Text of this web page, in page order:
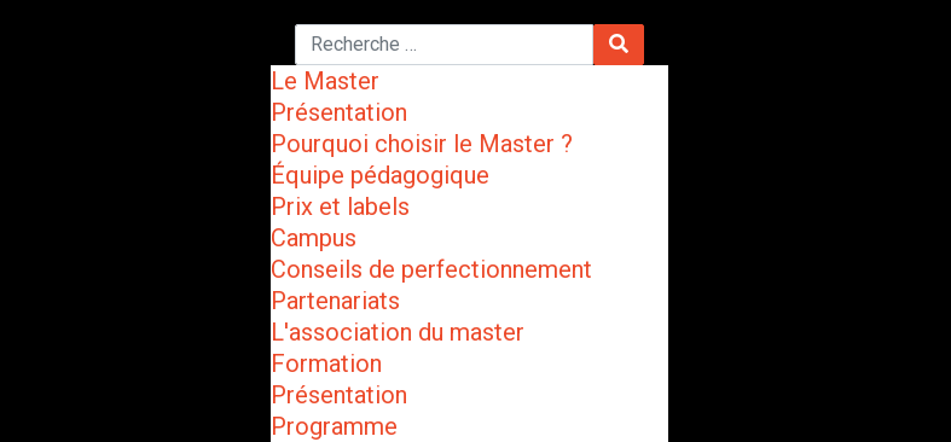
Le Master
Présentation
Pourquoi choisir le Master ?
Équipe pédagogique
Prix et labels
Campus
Conseils de perfectionnement
Partenariats
L'association du master
Formation
Présentation
Programme